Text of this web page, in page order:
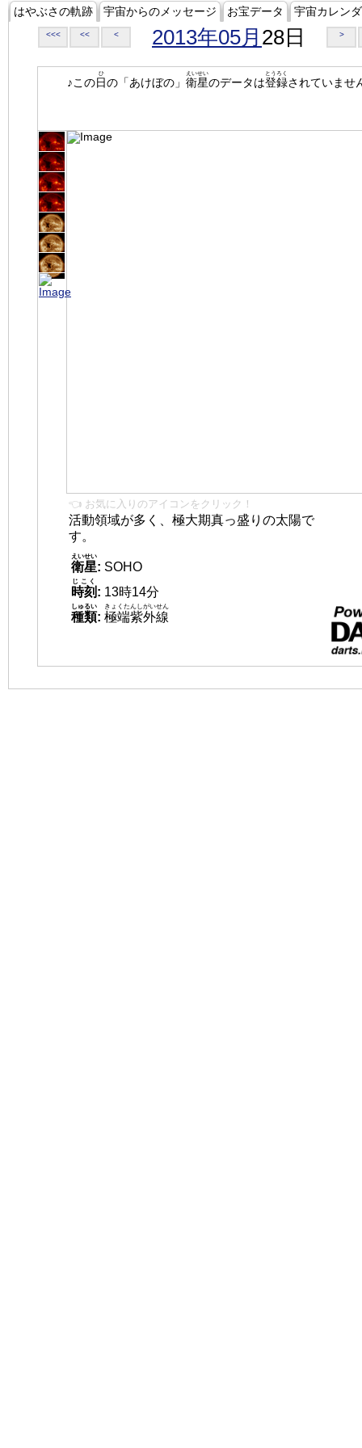
はやぶさの軌跡 宇宙からのメッセージ お宝データ 宇宙カレン
<<< << < 2013年05月 28日 >
♪この日
ひ
の「あけぼの」 衛星
えいせい
のデータは登録
とうろく
されていませ
👈 お気に入りのアイコンをクリック！
活動領域が多く、極大期真っ盛りの太陽で
す。
衛星
えいせい
: SOHO
時刻
じこく
: 13時14分
種類
しゅるい
: 極端紫外線
きょくたんしがいせん